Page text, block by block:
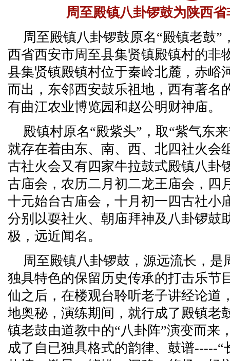
周至殿镇八卦锣鼓为陕西
周至殿镇八卦锣鼓原名“殿镇老鼓”
西省西安市周至县集贤镇殿镇村的非
县集贤镇殿镇村位于秦岭北麓，赤峪
而出，东邻西安鼓乐祖地，西有著名
有曲江农业博览园和赵公明财神庙。
殿镇村原名“殿紫头”，取“紫气东
就存在着由东、南、西、北四社火会
古社火会又有四家牛拉鼓式殿镇八卦
古庙会，农历二月初二龙王庙会，四
十元始台古庙会，十月初一四古社小
分别以耍社火、朝庙拜神及八卦锣鼓
极，远近闻名。
周至殿镇八卦锣鼓，源远流长，是
独具特色的保留历史传承的打击乐节
仙之后，在楼观台聆听老子讲经论道
地奥秘，演练期间，就行成了殿镇老
镇老鼓由道教中的“八卦阵”演变而来
成了自已独具格式的韵律、鼓谱-----“